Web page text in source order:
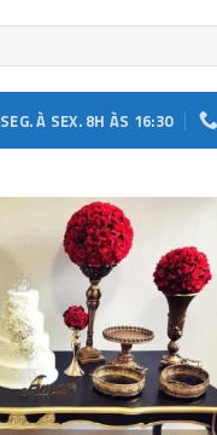
SEG. À SEX. 8H ÀS 16:30
Add to
wishlist